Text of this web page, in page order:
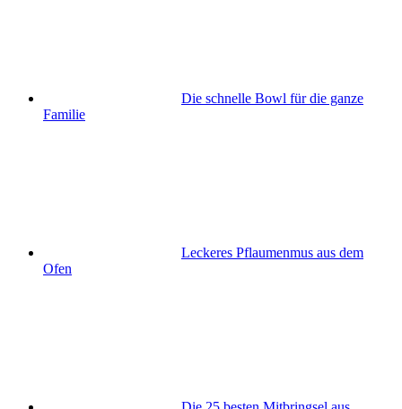
Die schnelle Bowl für die ganze
Familie
Leckeres Pflaumenmus aus dem
Ofen